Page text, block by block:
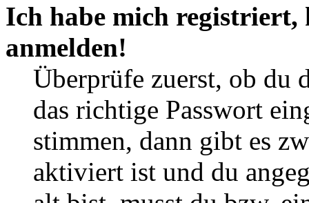
Ich habe mich
anmelden!
Überprüfe zuerst, ob du
das richtige Passwort
stimmen, dann gibt es
aktiviert ist und du